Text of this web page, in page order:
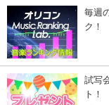
毎週
ク！
試写
ト！